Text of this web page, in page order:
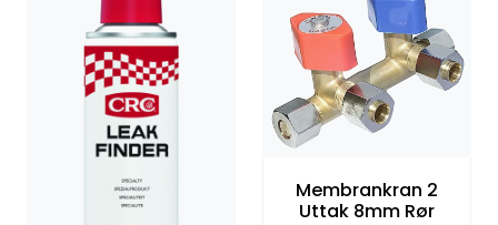
Membrankran 2
Uttak 8mm Rør